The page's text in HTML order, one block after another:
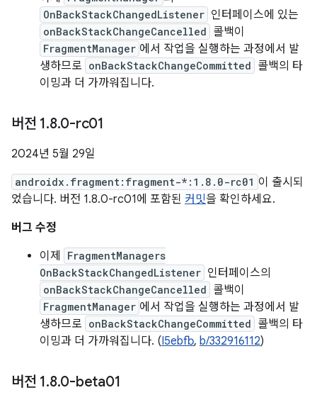
OnBackStackChangedListener 인터페이스에 있는
onBackStackChangeCancelled 콜백이
FragmentManager 에서 작업을 실행하는 과정에서 발
생하므로 onBackStackChangeCommitted 콜백의 타
이밍과 더 가까워집니다.
버전 1.8.0-rc01
2024년 5월 29일
androidx.fragment:fragment-*:1.8.0-rc01 이 출시되
었습니다. 버전 1.8.0-rc01에 포함된 커밋을 확인하세요.
버그 수정
이제
FragmentManagers
OnBackStackChangedListener 인터페이스의
onBackStackChangeCancelled 콜백이
FragmentManager 에서 작업을 실행하는 과정에서 발
생하므로 onBackStackChangeCommitted 콜백의 타
이밍과 더 가까워집니다. (I5ebfb, b/332916112)
버전 1.8.0-beta01